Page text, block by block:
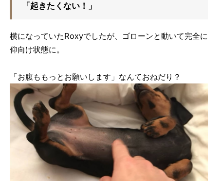
「起きたくない！」
横になっていたRoxyでしたが、ゴローンと動いて完全に
仰向け状態に。
「お腹ももっとお願いします」なんておねだり？